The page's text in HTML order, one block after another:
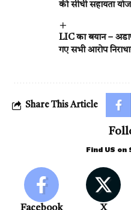
की सीधी सहायता
LIC का बयान –
गए सभी आरोप
Share This Article
Find US on